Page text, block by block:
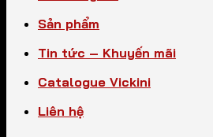
Sản phẩm
Tin tức – Khuyến mãi
Catalogue Vickini
Liên hệ